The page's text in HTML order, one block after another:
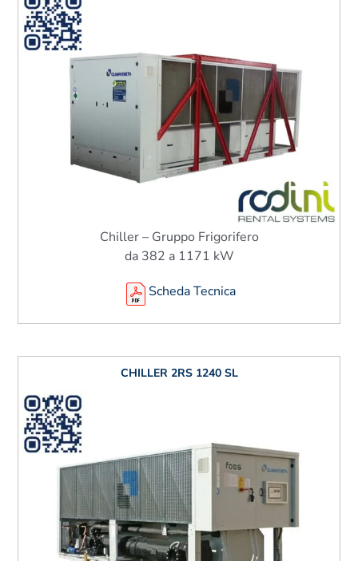
Chiller – Gruppo Frigorifero
da 382 a 1171 kW
Scheda Tecnica
CHILLER 2RS 1240 SL